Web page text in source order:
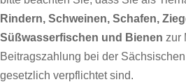
Rindern, Schweinen, Schafen,
Süßwasserfischen und Bienen zur
Beitragszahlung bei der
gesetzlich verpflichtet sind.